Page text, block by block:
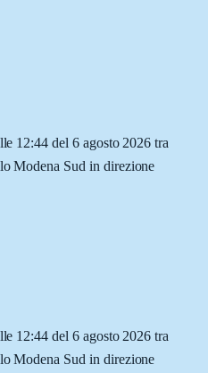
12:44 del 6 agosto 2026 tra
Modena Sud in direzione
12:44 del 6 agosto 2026 tra
Modena Sud in direzione